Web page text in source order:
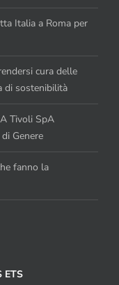
Italia a Roma per
cura delle
di sostenibilità
Tivoli SpA
Genere
fanno la
ETS